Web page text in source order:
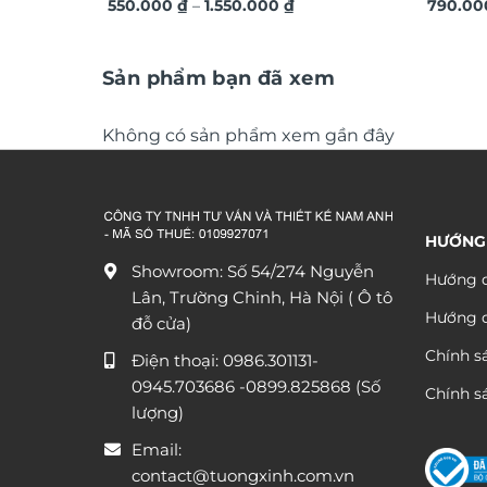
ứng dát vàng sang trọng TM011
550.000₫ – 1.550.000₫Khoảng
1.550.000 ₫
vàng
Sản phẩm bạn đã xem
Không có sản phẩm xem gần đây
Showroom: Số 54/274 Nguyễn
Lân, Trường Chinh, Hà Nội ( Ô tô
đỗ cửa)
Điện thoại: 0986.301131-
0945.703686 -0899.825868 (Số
lượng)
Email:
contact@tuongxinh.com.vn
Hướng
Hướng
Chính
Chính